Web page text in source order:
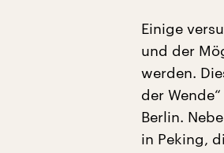
Einige
und der
werden.
der
Berlin.
in Peking,